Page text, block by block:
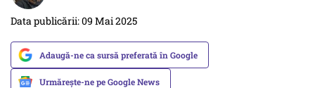
Data publicării: 09 Mai 2025
Adaugă-ne ca sursă preferată în Google
Urmărește-ne pe Google News